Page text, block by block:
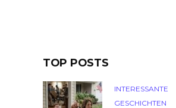
TOP POSTS
INTERESSANTE
GESCHICHTEN